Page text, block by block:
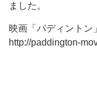
ました。
映画「パディントン」
http://paddington-